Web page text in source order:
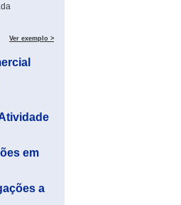
Ver exemplo >
em
a